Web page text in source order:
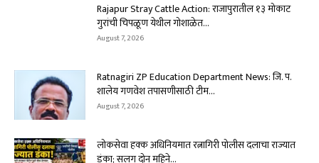
Rajapur Stray Cattle Action: राजापुरातील १३ मोकाट
गुरांची चिपळूण येथील गोशाळेत...
August 7, 2026
Ratnagiri ZP Education Department News: जि. प.
शालेय गणवेश तपासणीसाठी टीम...
August 7, 2026
लोकसेवा हक्क अधिनियमात रत्नागिरी पोलीस दलाचा राज्यात
डंका; सलग दोन महिने...